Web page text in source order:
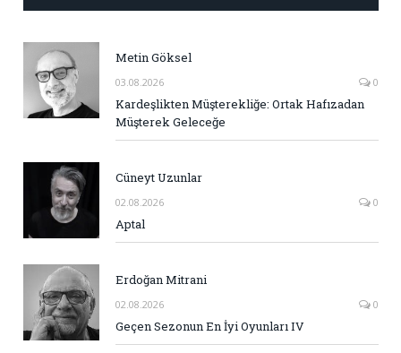
Metin Göksel
03.08.2026 0
Kardeşlikten Müşterekliğe: Ortak Hafızadan
Müşterek Geleceğe
Cüneyt Uzunlar
02.08.2026 0
Aptal
Erdoğan Mitrani
02.08.2026 0
Geçen Sezonun En İyi Oyunları IV